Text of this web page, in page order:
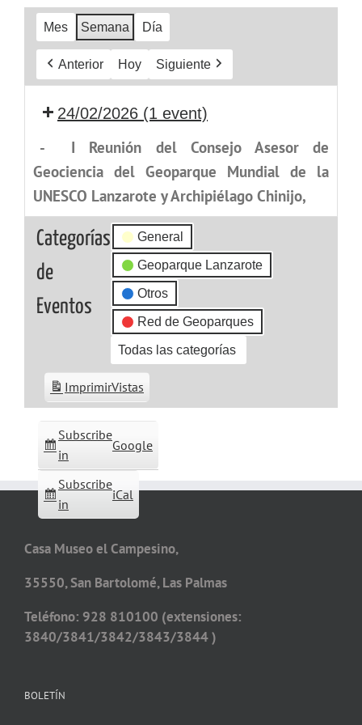
Mes Semana Día
Anterior Hoy Siguiente
24/02/2026 (1 event)
-
I Reunión del Consejo Asesor de
Geociencia del Geoparque Mundial de la
UNESCO Lanzarote y Archipiélago Chinijo,
Categorías
de
Eventos
General
Geoparque Lanzarote
Otros
Red de Geoparques
Todas las categorías
Subscribe
in
Google
Subscribe
in
iCal
ImprimirVistas
Casa Museo el Campesino,
35550, San Bartolomé, Las Palmas
Teléfono: 928 810100 (extensiones:
3840/3841/3842/3843/3844 )
BOLETÍN